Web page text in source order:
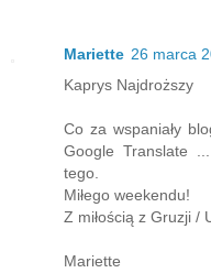
Mariette 26 marca
Kaprys Najdroższy
Co za wspaniały
Google Translate
tego.
Miłego weekendu!
Z miłością z Gruzji /
Mariette